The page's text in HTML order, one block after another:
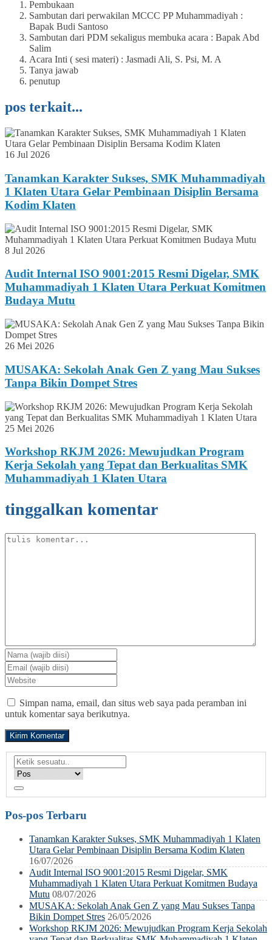
Pembukaan
Sambutan dari perwakilan MCCC PP Muhammadiyah :
Bapak Budi Santoso
Sambutan dari PDM sekaligus membuka acara : Bapak Abd
Salim
Acara Inti ( sesi materi) : Jasmadi Ali, S. Psi, M. A
Tanya jawab
penutup
pos terkait...
16 Jul 2026
Tanamkan Karakter Sukses, SMK Muhammadiyah
1 Klaten Utara Gelar Pembinaan Disiplin Bersama
Kodim Klaten
8 Jul 2026
Audit Internal ISO 9001:2015 Resmi Digelar, SMK
Muhammadiyah 1 Klaten Utara Perkuat Komitmen
Budaya Mutu
26 Mei 2026
MUSAKA: Sekolah Anak Gen Z yang Mau Sukses
Tanpa Bikin Dompet Stres
25 Mei 2026
Workshop RKJM 2026: Mewujudkan Program
Kerja Sekolah yang Tepat dan Berkualitas SMK
Muhammadiyah 1 Klaten Utara
tinggalkan komentar
Simpan nama, email, dan situs web saya pada peramban ini
untuk komentar saya berikutnya.
Pos-pos Terbaru
Tanamkan Karakter Sukses, SMK Muhammadiyah 1 Klaten
Utara Gelar Pembinaan Disiplin Bersama Kodim Klaten
16/07/2026
Audit Internal ISO 9001:2015 Resmi Digelar, SMK
Muhammadiyah 1 Klaten Utara Perkuat Komitmen Budaya
Mutu 08/07/2026
MUSAKA: Sekolah Anak Gen Z yang Mau Sukses Tanpa
Bikin Dompet Stres 26/05/2026
Workshop RKJM 2026: Mewujudkan Program Kerja Sekolah